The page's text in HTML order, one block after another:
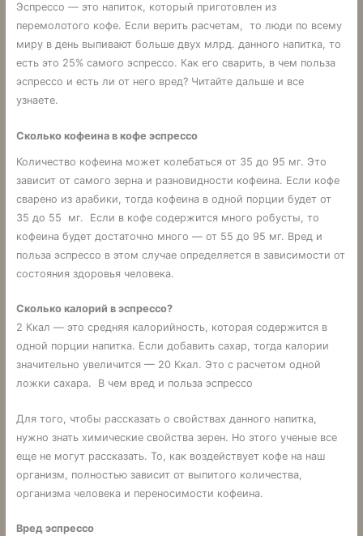
Эспрессо — это напиток, который приготовлен из
перемолотого кофе. Если верить расчетам, то люди по всему
миру в день выпивают больше двух млрд. данного напитка, то
есть это 25% самого эспрессо. Как его сварить, в чем польза
эспрессо и есть ли от него вред? Читайте дальше и все
узнаете.
Сколько кофеина в кофе эспрессо
Количество кофеина может колебаться от 35 до 95 мг. Это
зависит от самого зерна и разновидности кофеина. Если кофе
сварено из арабики, тогда кофеина в одной порции будет от
35 до 55 мг. Если в кофе содержится много робусты, то
кофеина будет достаточно много — от 55 до 95 мг. Вред и
польза эспрессо в этом случае определяется в зависимости от
состояния здоровья человека.
Сколько калорий в эспрессо?
2 Ккал — это средняя калорийность, которая содержится в
одной порции напитка. Если добавить сахар, тогда калории
значительно увеличится — 20 Ккал. Это с расчетом одной
ложки сахара. В чем вред и польза эспрессо
Для того, чтобы рассказать о свойствах данного напитка,
нужно знать химические свойства зерен. Но этого ученые все
еще не могут рассказать. То, как воздействует кофе на наш
организм, полностью зависит от выпитого количества,
организма человека и переносимости кофеина.
Вред эспрессо